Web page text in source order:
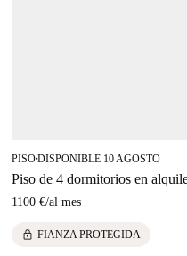
PISO■DISPONIBLE 10 AGOSTO
Piso de 4 dormitorios en
1100 €/al mes
lock FIANZA PROTEGIDA